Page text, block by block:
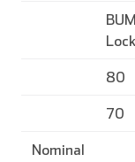
Lock
80
70
Nominal